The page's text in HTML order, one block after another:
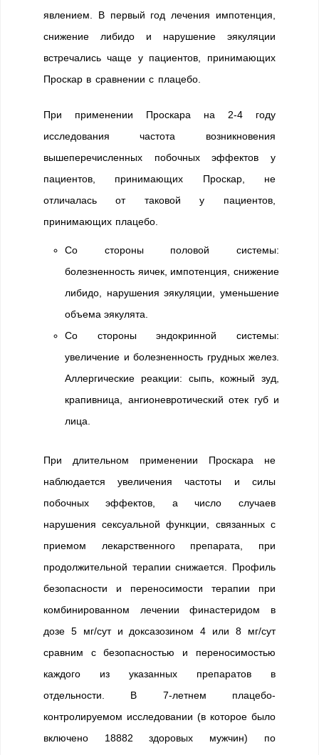
явлением. В первый год лечения импотенция,
снижение либидо и нарушение эякуляции
встречались чаще у пациентов, принимающих
Проскар в сравнении с плацебо.
При применении Проскара на 2-4 году
исследования частота возникновения
вышеперечисленных побочных эффектов у
пациентов, принимающих Проскар, не
отличалась от таковой у пациентов,
принимающих плацебо.
Со стороны половой системы:
болезненность яичек, импотенция, снижение
либидо, нарушения эякуляции, уменьшение
объема эякулята.
Со стороны эндокринной системы:
увеличение и болезненность грудных желез.
Аллергические реакции: сыпь, кожный зуд,
крапивница, ангионевротический отек губ и
лица.
При длительном применении Проскара не
наблюдается увеличения частоты и силы
побочных эффектов, а число случаев
нарушения сексуальной функции, связанных с
приемом лекарственного препарата, при
продолжительной терапии снижается. Профиль
безопасности и переносимости терапии при
комбинированном лечении финастеридом в
дозе 5 мг/сут и доксазозином 4 или 8 мг/сут
сравним с безопасностью и переносимостью
каждого из указанных препаратов в
отдельности. В 7-летнем плацебо-
контролируемом исследовании (в которое было
включено 18882 здоровых мужчин) по